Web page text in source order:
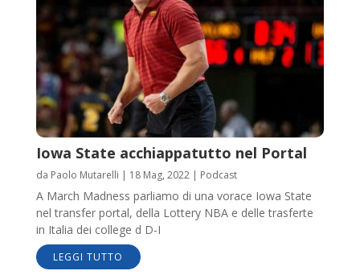
Iowa State acchiappatutto nel Portal
da Paolo Mutarelli | 18 Mag, 2022| Podcast
A March Madness parliamo di una vorace Iowa State
nel transfer portal, della Lottery NBA e delle trasferte
in Italia dei college d D-I
LEGGI TUTTO